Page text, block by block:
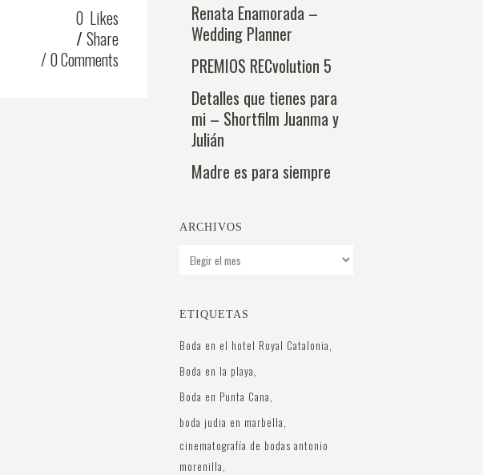
0 Likes
Share
0 Comments
Renata Enamorada –
Wedding Planner
PREMIOS RECvolution 5
Detalles que tienes para
mi – Shortfilm Juanma y
Julián
Madre es para siempre
ARCHIVOS
Archivos
ETIQUETAS
Boda en el hotel Royal Catalonia
Boda en la playa
Boda en Punta Cana
boda judia en marbella
cinematografía de bodas antonio
morenilla